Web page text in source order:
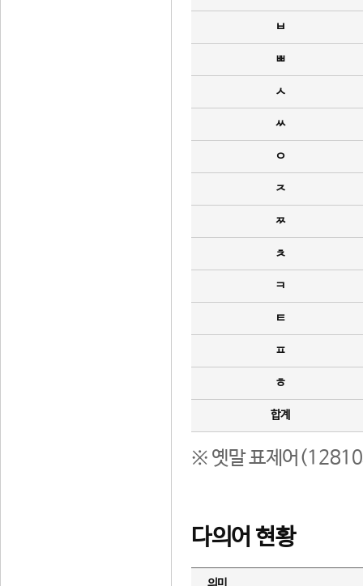
ㅂ
ㅃ
ㅅ
ㅆ
ㅇ
ㅈ
ㅉ
ㅊ
ㅋ
ㅌ
ㅍ
ㅎ
합계
※ 옛말 표제어(12810
다의어 현황